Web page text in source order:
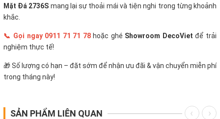
Mặt Đá 2736S mang lại sự thoải mái và tiện nghi trong từng khoảnh
khắc.
📞 Gọi ngay 0911 71 71 78hoặc ghé Showroom DecoViet để trải
nghiệm thực tế!
🎁 Số lượng có hạn – đặt sớm để nhận ưu đãi & vận chuyển miễn phí
trong tháng này!
SẢN PHẨM LIÊN QUAN